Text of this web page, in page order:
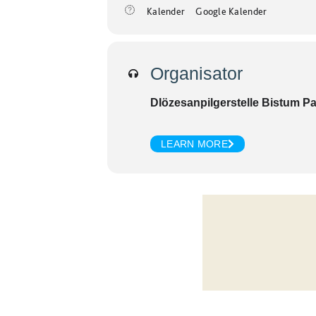
Kalender Google Kalender
Organisator
DIözesanpilgerstelle Bistum
LEARN MORE